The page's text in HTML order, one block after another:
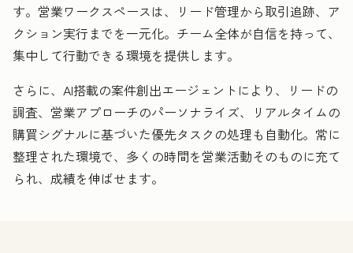
す。営業ワークスペースは、リード管理から取引追跡、ア
クション実行までを一元化。チーム全体が自信を持って、
集中して行動できる環境を提供します。
さらに、AI搭載の案件創出エージェントにより、リードの
調査、営業アプローチのパーソナライズ、リアルタイムの
購買シグナルに基づいた優先タスクの処理も自動化。常に
整理された環境で、多くの時間を営業活動そのものに充て
られ、成績を伸ばせます。